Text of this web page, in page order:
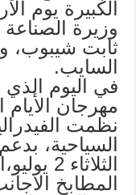
وزيرة
ثابت شيبوب،
السايب.
في اليوم
مهرجان الأيام
نظمت
السياحية،
المطابخ